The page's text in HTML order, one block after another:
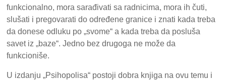
funkcionalno, mora sarađivati sa radnicima, mora ih čuti,
slušati i pregovarati do određene granice i znati kada treba
da donese odluku po „svome“ a kada treba da posluša
savet iz „baze“. Jedno bez drugoga ne može da
funkcioniše.
U izdanju „Psihopolisa“ postoji dobra knjiga na ovu temu i